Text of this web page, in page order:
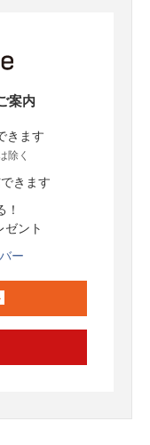
案内
きます
除く
きます
ント
ー